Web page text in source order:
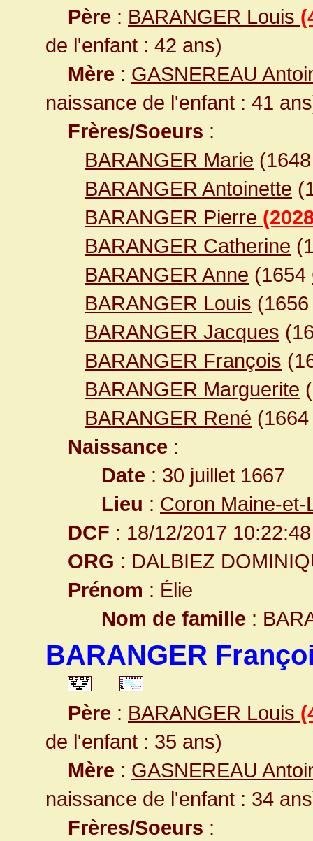
Père : BARANGER Louis
de l'enfant : 42 ans)
Mère : GASNEREAU
naissance de l'enfant : 41
Frères/Soeurs :
BARANGER Marie
BARANGER Antoinette
BARANGER Pierre
BARANGER Catherine
BARANGER Anne (1654
BARANGER Louis
BARANGER Jacques
BARANGER François
BARANGER Marguerite
BARANGER René
Naissance :
Date : 30 juillet 1667
Lieu : Coron Maine-
DCF : 18/12/2017 10:22:48
ORG : DALBIEZ
Prénom : Élie
Nom de famille :
BARANGER
Père : BARANGER Louis
de l'enfant : 35 ans)
Mère : GASNEREAU
naissance de l'enfant : 34
Frères/Soeurs :